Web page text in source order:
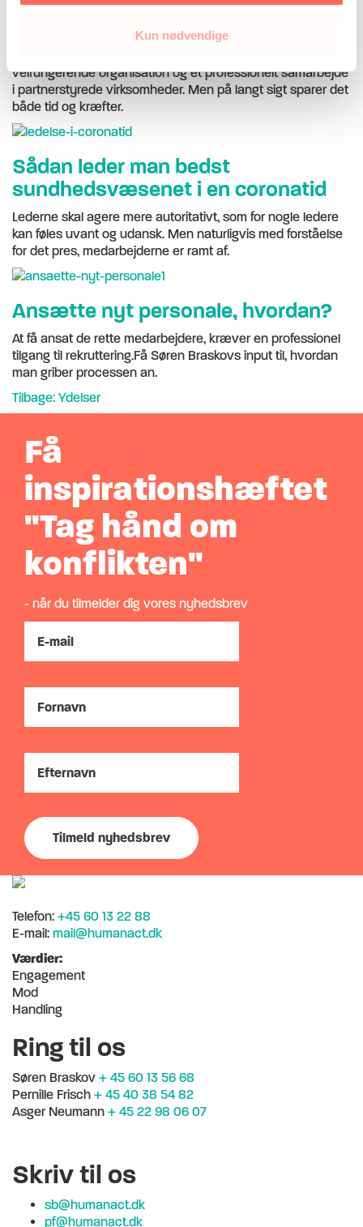
Kun nødvendige
Skab professionelt samarbejde i
partnerstyrede virksomheder
velfungerende organisation og et professionelt samarbejde
i partnerstyrede virksomheder. Men på langt sigt sparer det
både tid og kræfter.
Sådan leder man bedst
sundhedsvæsenet i en coronatid
Lederne skal agere mere autoritativt, som for nogle ledere
kan føles uvant og udansk. Men naturligvis med forståelse
for det pres, medarbejderne er ramt af.
Ansætte nyt personale, hvordan?
At få ansat de rette medarbejdere, kræver en professionel
tilgang til rekruttering.Få Søren Braskovs input til, hvordan
man griber processen an.
Tilbage: Ydelser
Få
inspirationshæftet
"Tag hånd om
konflikten"
- når du tilmelder dig vores nyhedsbrev
Telefon: +45 60 13 22 88
E-mail: mail@humanact.dk
Værdier:
Engagement
Mod
Handling
Ring til os
Søren Braskov + 45 60 13 56 68
Pernille Frisch + 45 40 38 54 82
Asger Neumann + 45 22 98 06 07
Skriv til os
sb@humanact.dk
pf@humanact.dk